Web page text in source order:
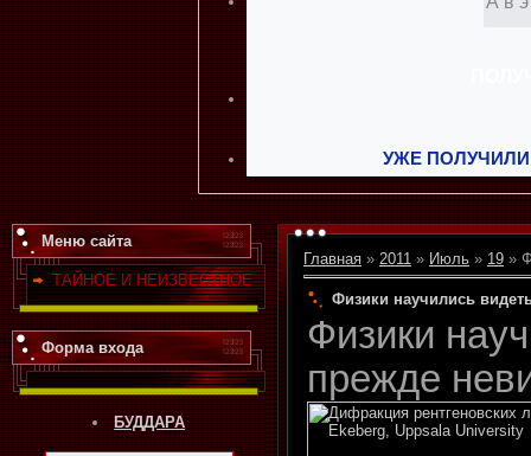
УЖЕ
Меню сайта
ТАЙНОЕ И НЕИЗВЕСТНОЕ
Форма входа
БУДДАРА
Главная » 2011 » Июль » 19 »
Физики научились
Физики
прежде